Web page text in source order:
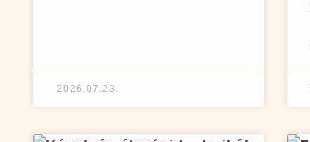
2026.07.23.